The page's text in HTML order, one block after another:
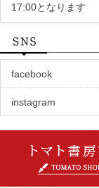
17:00となります
facebook
instagram